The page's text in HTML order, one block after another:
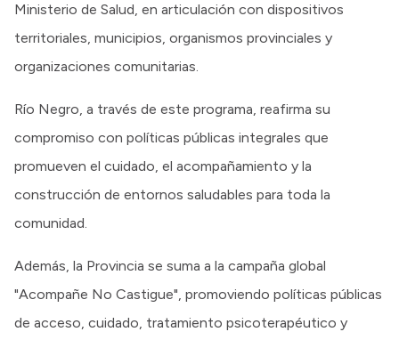
Ministerio de Salud, en articulación con dispositivos
territoriales, municipios, organismos provinciales y
organizaciones comunitarias.
Río Negro, a través de este programa, reafirma su
compromiso con políticas públicas integrales que
promueven el cuidado, el acompañamiento y la
construcción de entornos saludables para toda la
comunidad.
Además, la Provincia se suma a la campaña global
"Acompañe No Castigue", promoviendo políticas públicas
de acceso, cuidado, tratamiento psicoterapéutico y